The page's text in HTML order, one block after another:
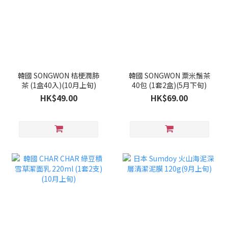
韓國 SONGWON 桔梗潤肺
茶 (1盒40入)(10月上旬)
HK$49.00
韓國 SONGWON 粟米鬚茶
40包 (1套2盒)(5月下旬)
HK$69.00